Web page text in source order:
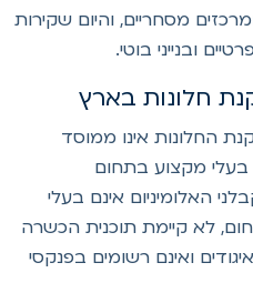
מסחריים, והיום שקירות
ובנייני בוטי.
חלונות בארץ
החלונות אינו ממוסד
מקצוע בתחום
האלומיניום אינם בעלי
לא קיימת תוכנית הכשרה
ואינם רשומים בפנקסי